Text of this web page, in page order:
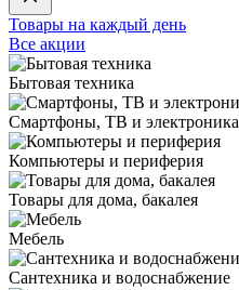
Товары на каждый день
Все акции
Бытовая техника
Смартфоны, ТВ и электроника
Компьютеры и периферия
Товары для дома, бакалея
Мебель
Сантехника и водоснабжение